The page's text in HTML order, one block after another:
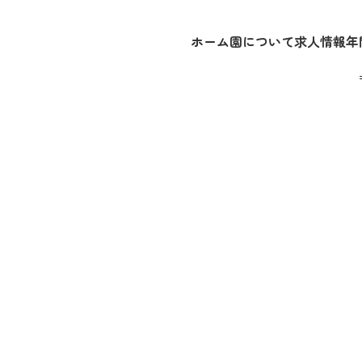
ホーム園について求人情報